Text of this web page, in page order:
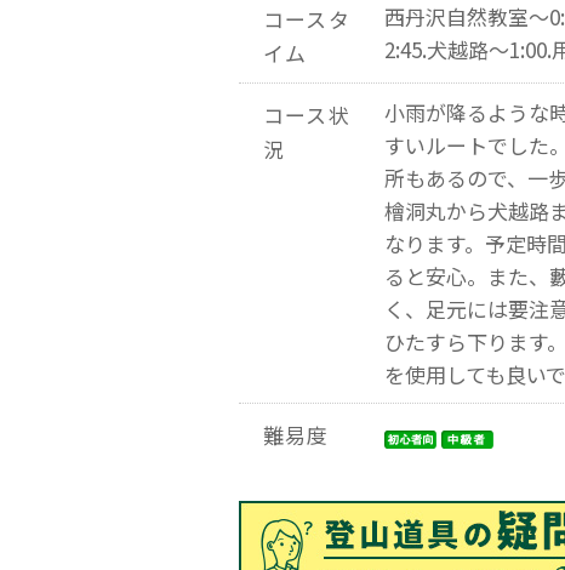
コースタ
イム
西丹沢自然教室～
2:45.犬越路～1:00.
コース状
況
小雨が降るような
すいルートでした
所もあるので、一
檜洞丸から犬越路
なります。予定時
ると安心。また、
く、足元には要注
ひたすら下ります
を使用しても良いで
難易度